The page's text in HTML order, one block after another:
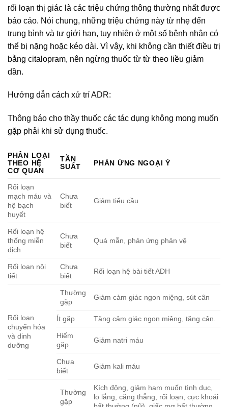
rối loạn thị giác là các triệu chứng thông thường nhất được
báo cáo. Nói chung, những triệu chứng này từ nhẹ đến
trung bình và tự giới hạn, tuy nhiên ở một số bệnh nhân có
thể bị nặng hoặc kéo dài. Vì vậy, khi không cần thiết điều trị
bằng citalopram, nên ngừng thuốc từ từ theo liều giảm
dần.
Hướng dẫn cách xử trí ADR:
Thông báo cho thầy thuốc các tác dụng không mong muốn
gặp phải khi sử dụng thuốc.
PHÂN LOẠI
THEO HỆ
CƠ QUAN
TẦN
SUẤT
PHẢN ỨNG NGOẠI Ý
Rối loạn
mạch máu và
hệ bạch
huyết
Chưa
biết
Giảm tiểu cầu
Rối loạn hệ
thống miễn
dịch
Chưa
biết
Quá mẫn, phản ứng phản vệ
Rối loạn nội
tiết
Chưa
biết
Rối loạn hệ bài tiết ADH
Rối loạn
chuyển hóa
và dinh
dưỡng
Thường
gặp
Giảm cảm giác ngon miệng, sút cân
Ít gặp Tăng cảm giác ngon miệng, tăng cân.
Hiếm
gặp
Giảm natri máu
Chưa
biết
Giảm kali máu
Thường
gặp
Kích động, giảm ham muốn tình dục,
lo lắng, căng thẳng, rối loạn, cực khoái